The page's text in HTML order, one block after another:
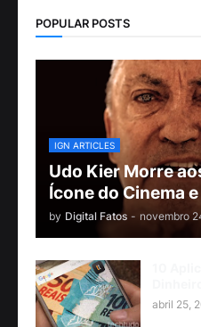
POPULAR POSTS
IGN ARTICLES
Udo Kier Morre
Ícone do Cinema
by Digital Fatos - novembro
abril 25,